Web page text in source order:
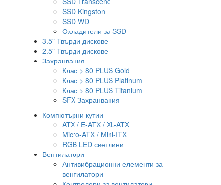
SSD Kingston
SSD WD
Охладители за SSD
3.5" Твърди дискове
2.5" Твърди дискове
Захранвания
Клас > 80 PLUS Gold
Клас > 80 PLUS Platinum
Клас > 80 PLUS Titanium
SFX Захранвания
Компютърни кутии
ATX / E-ATX / XL-ATX
Micro-ATX / Mini-ITX
RGB LED светлини
Вентилатори
Антивибрационни елементи за
вентилатори